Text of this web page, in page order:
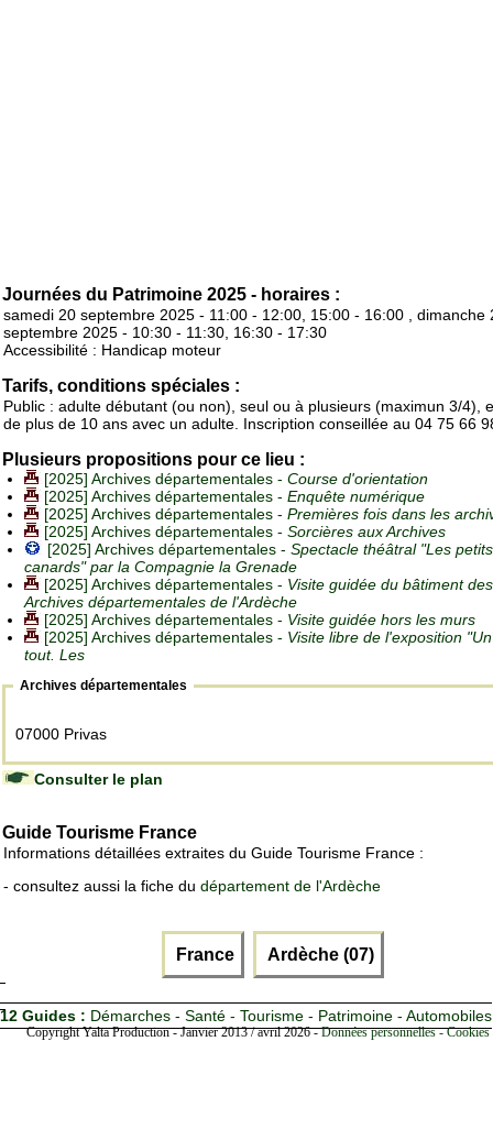
Journées du Patrimoine 2025 - horaires :
samedi 20 septembre 2025 - 11:00 - 12:00, 15:00 - 16:00 , dimanche
septembre 2025 - 10:30 - 11:30, 16:30 - 17:30
Accessibilité : Handicap moteur
Tarifs, conditions spéciales :
Public : adulte débutant (ou non), seul ou à plusieurs (maximun 3/4),
de plus de 10 ans avec un adulte. Inscription conseillée au 04 75 66
Plusieurs propositions pour ce lieu :
[2025] Archives départementales - Course d'orientation
[2025] Archives départementales - Enquête numérique
[2025] Archives départementales - Premières fois dans les
[2025] Archives départementales - Sorcières aux Archives
[2025] Archives départementales - Spectacle théâtral "Les petits
canards" par la Compagnie la Grenade
[2025] Archives départementales - Visite guidée du bâtiment des
Archives départementales de l'Ardèche
[2025] Archives départementales - Visite guidée hors les murs
[2025] Archives départementales - Visite libre de l'exposition
tout. Les
Archives départementales
07000 Privas
Consulter le plan
Guide Tourisme France
Informations détaillées extraites du Guide Tourisme France :
- consultez aussi la fiche du département de l'Ardèche
France Ardèche (07)
12 Guides : Démarches - Santé - Tourisme - Patrimoine - Automobiles
Copyright Yalta Production - Janvier 2013 / avril 2026 -Données personnelles -